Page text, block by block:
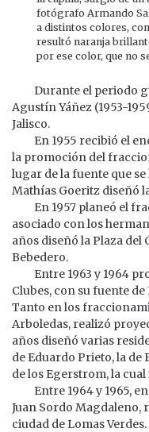
fotógrafo Armando
a distintos colores,
resultó naranja
por ese color, que no
Durante el periodo
Agustín Yáñez (1953-
Jalisco.
En 1955 recibió el
la promoción del
lugar de la fuente que
Mathías Goeritz diseñó
En 1957 planeó el
asociado con los
años diseñó la Plaza
Bebedero.
Entre 1963 y 1964
Clubes, con su fuente
Tanto en los
Arboledas, realizó
años diseñó varias
de Eduardo Prieto, la de
de los Egerstrom, la
Entre 1964 y 1965,
Juan Sordo Magdaleno,
ciudad de Lomas